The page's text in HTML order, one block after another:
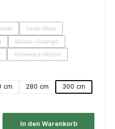
Option ist zurzeit nicht verfügbar.)
Grün-Blau
(Diese Option ist zurzeit
Option ist zurzeit nicht verfügbar.)
Weiss-Orange
(Diese Option ist zurzeit
nicht verfügbar.)
Option ist zurzeit nicht verfügbar.)
Schwarz-Weiss
(Diese Option ist zurzeit
cm 280 cm
300 cm
In den Warenkorb